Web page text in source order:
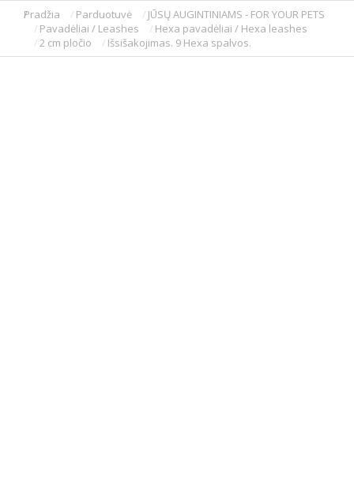
You are here:
Pradžia Parduotuvė
JŪSŲ AUGINTINIAMS - FOR YOUR PETS
Pavadėliai / Leashes
Hexa pavadėliai / Hexa leashes
2 cm pločio
Išsišakojimas. 9 Hexa spalvos.